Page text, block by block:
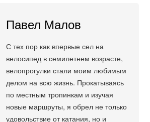
Павел Малов
С тех пор как впервые сел на
велосипед в семилетнем возрасте,
велопрогулки стали моим любимым
делом на всю жизнь. Прокатываясь
по местным тропинкам и изучая
новые маршруты, я обрел не только
удовольствие от катания, но и